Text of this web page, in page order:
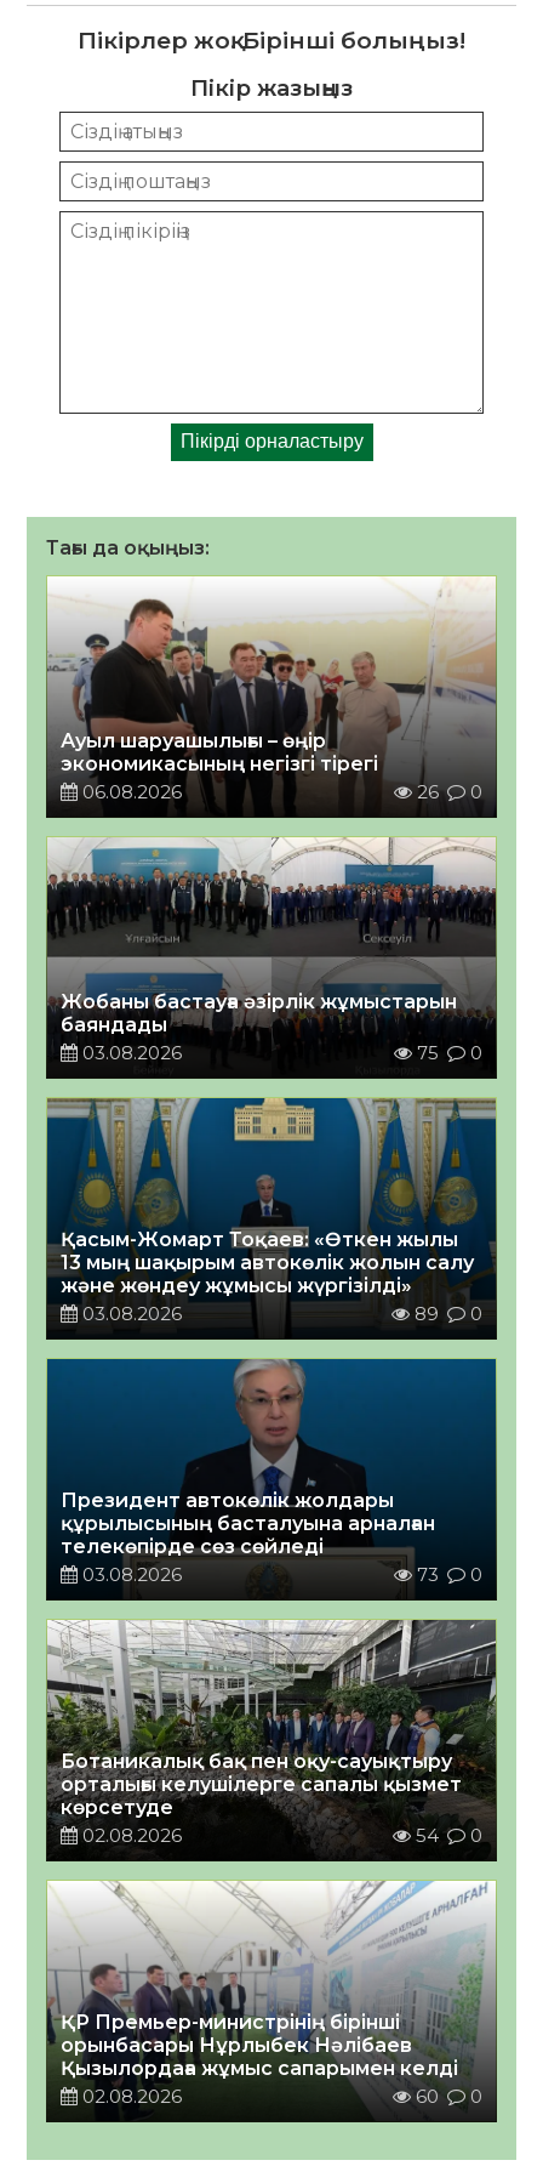
Пікірлер жоқ. Бірінші болыңыз!
Пікір жазыңыз
Тағы да оқыңыз:
Ауыл шаруашылығы – өңір
экономикасының негізгі тірегі
06.08.2026
26 0
Жобаны бастауға әзірлік жұмыстарын
баяндады
03.08.2026
75 0
Қасым-Жомарт Тоқаев: «Өткен жылы
13 мың шақырым автокөлік жолын салу
және жөндеу жұмысы жүргізілді»
03.08.2026
89 0
Президент автокөлік жолдары
құрылысының басталуына арналған
телекөпірде сөз сөйледі
03.08.2026
73 0
Ботаникалық бақ пен оқу-сауықтыру
орталығы келушілерге сапалы қызмет
көрсетуде
02.08.2026
54 0
ҚР Премьер-министрінің бірінші
орынбасары Нұрлыбек Нәлібаев
Қызылордаға жұмыс сапарымен келді
02.08.2026
60 0